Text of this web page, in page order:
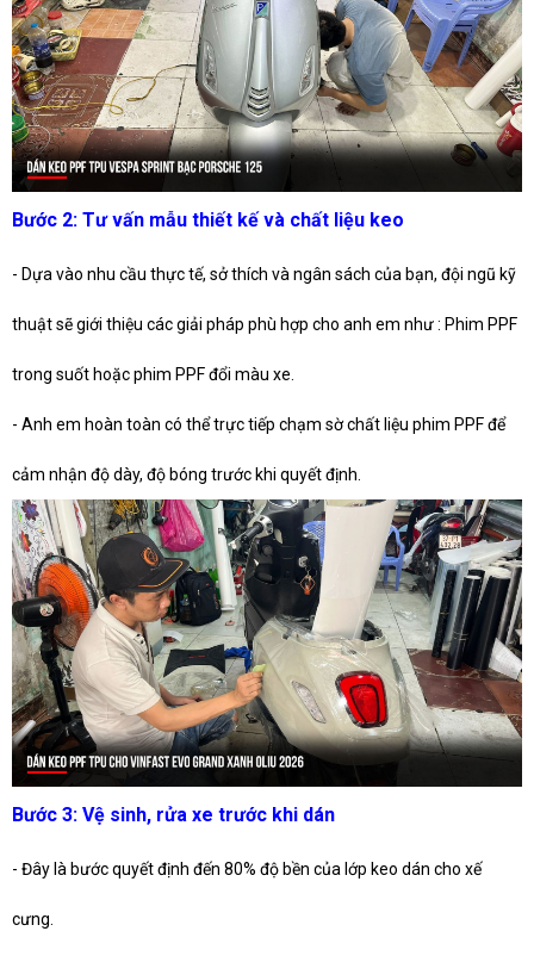
Bước 2: Tư vấn mẫu thiết kế và chất liệu keo
- Dựa vào nhu cầu thực tế, sở thích và ngân sách của bạn, đội ngũ kỹ
thuật sẽ giới thiệu các giải pháp phù hợp cho anh em như : Phim PPF
trong suốt hoặc phim PPF đổi màu xe.
- Anh em hoàn toàn có thể trực tiếp chạm sờ chất liệu phim PPF để
cảm nhận độ dày, độ bóng trước khi quyết định.
Bước 3: Vệ sinh, rửa xe trước khi dán
- Đây là bước quyết định đến 80% độ bền của lớp keo dán cho xế
cưng.